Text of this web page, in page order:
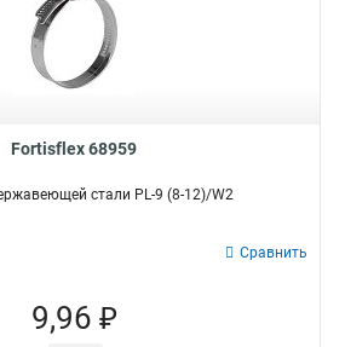
Fortisflex 68959
стали PL-9 (8-12)/W2
Сравнить
9,96 ₽